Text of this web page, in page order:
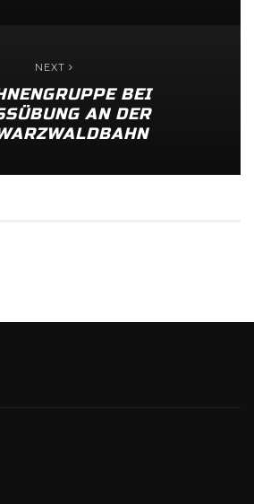
NEXT
BEI
AN DER S